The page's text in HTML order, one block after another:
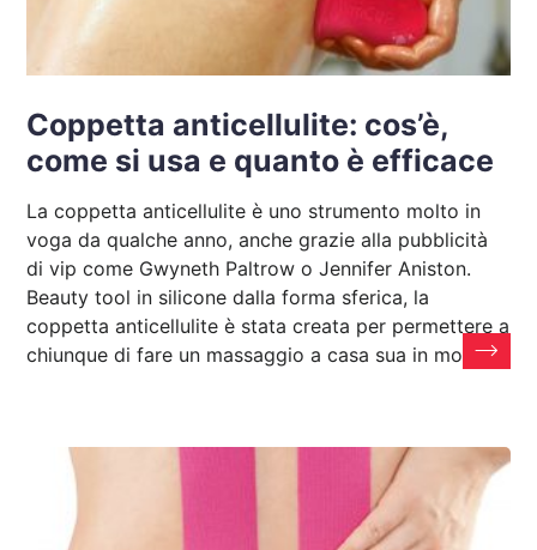
Coppetta anticellulite: cos’è,
come si usa e quanto è efficace
La coppetta anticellulite è uno strumento molto in
voga da qualche anno, anche grazie alla pubblicità
di vip come Gwyneth Paltrow o Jennifer Aniston.
Beauty tool in silicone dalla forma sferica, la
coppetta anticellulite è stata creata per permettere a
chiunque di fare un massaggio a casa sua in modo